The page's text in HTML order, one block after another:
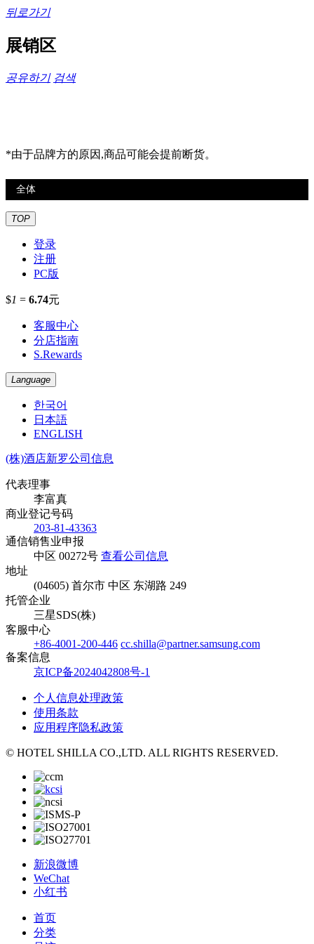
뒤로가기
展销区
공유하기 검색
*由于品牌方的原因,商品可能会提前断货。
TOP
登录
注册
PC版
$1 = 6.74元
客服中心
分店指南
S.Rewards
Language
한국어
日本語
ENGLISH
(株)酒店新罗公司信息
代表理事
李富真
商业登记号码
203-81-43363
通信销售业申报
中区 00272号 查看公司信息
地址
(04605) 首尔市 中区 东湖路 249
托管企业
三星SDS(株)
客服中心
+86-4001-200-446 cc.shilla@partner.samsung.com
备案信息
京ICP备2024042808号-1
个人信息处理政策
使用条款
应用程序隐私政策
© HOTEL SHILLA CO.,LTD. ALL RIGHTS RESERVED.
新浪微博
WeChat
小红书
首页
分类